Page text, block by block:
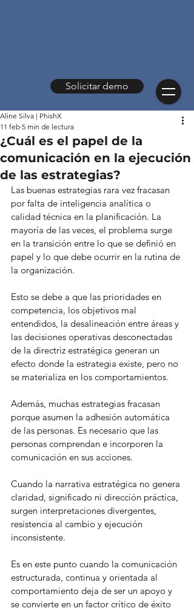
Solicitar demo
¿Cuál es el papel de la
comunicación en la ejecución
de las estrategias?
Aline Silva | PhishX
11 feb 5 min de lectura
Las buenas estrategias rara vez fracasan
por falta de inteligencia analítica o
calidad técnica en la planificación. La
mayoría de las veces, el problema surge
en la transición entre lo que se definió en
papel y lo que debe ocurrir en la rutina de
la organización.
Esto se debe a que las prioridades en
competencia, los objetivos mal
entendidos, la desalineación entre áreas y
las decisiones operativas desconectadas
de la directriz estratégica generan un
efecto donde la estrategia existe, pero no
se materializa en los comportamientos.
Además, muchas estrategias fracasan
porque asumen la adhesión automática
de las personas. Es necesario que las
personas comprendan e incorporen la
comunicación en sus acciones.
Cuando la narrativa estratégica no genera
claridad, significado ni dirección práctica,
surgen interpretaciones divergentes,
resistencia al cambio y ejecución
inconsistente.
Es en este punto cuando la comunicación
estructurada, continua y orientada al
comportamiento deja de ser un apoyo y
se convierte en un factor crítico de éxito